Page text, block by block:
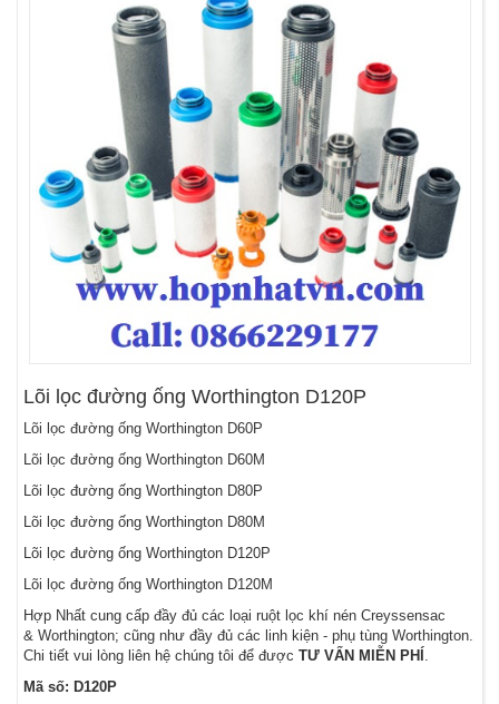
Lõi lọc đường ống Worthington D120P
Lõi lọc đường ống Worthington D60P
Lõi lọc đường ống Worthington D60M
Lõi lọc đường ống Worthington D80P
Lõi lọc đường ống Worthington D80M
Lõi lọc đường ống Worthington D120P
Lõi lọc đường ống Worthington D120M
Hợp Nhất cung cấp đầy đủ các loại ruột lọc khí nén Creyssensac
& Worthington; cũng như đầy đủ các linh kiện - phụ tùng Worthington.
Chi tiết vui lòng liên hệ chúng tôi để được TƯ VẤN MIỄN PHÍ
Mã số: D120P